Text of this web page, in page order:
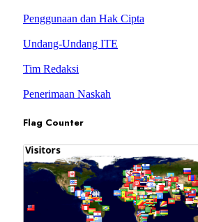
Penggunaan dan Hak Cipta
Undang-Undang ITE
Tim Redaksi
Penerimaan Naskah
Flag Counter